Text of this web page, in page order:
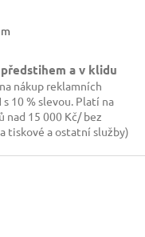
a v klidu
nákup reklamních
10 % slevou. Platí na
nad 15 000 Kč/ bez
tiskové a ostatní služby)